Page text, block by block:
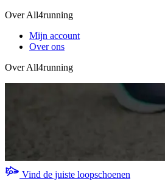
Over All4running
Mijn account
Over ons
Over All4running
Vind de juiste loopschoenen